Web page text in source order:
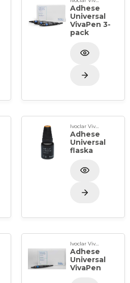
Adhese
Universal
VivaPen 3-
pack
Ivoclar Vivadent
Adhese
Universal
flaska
Ivoclar Vivadent
Adhese
Universal
VivaPen